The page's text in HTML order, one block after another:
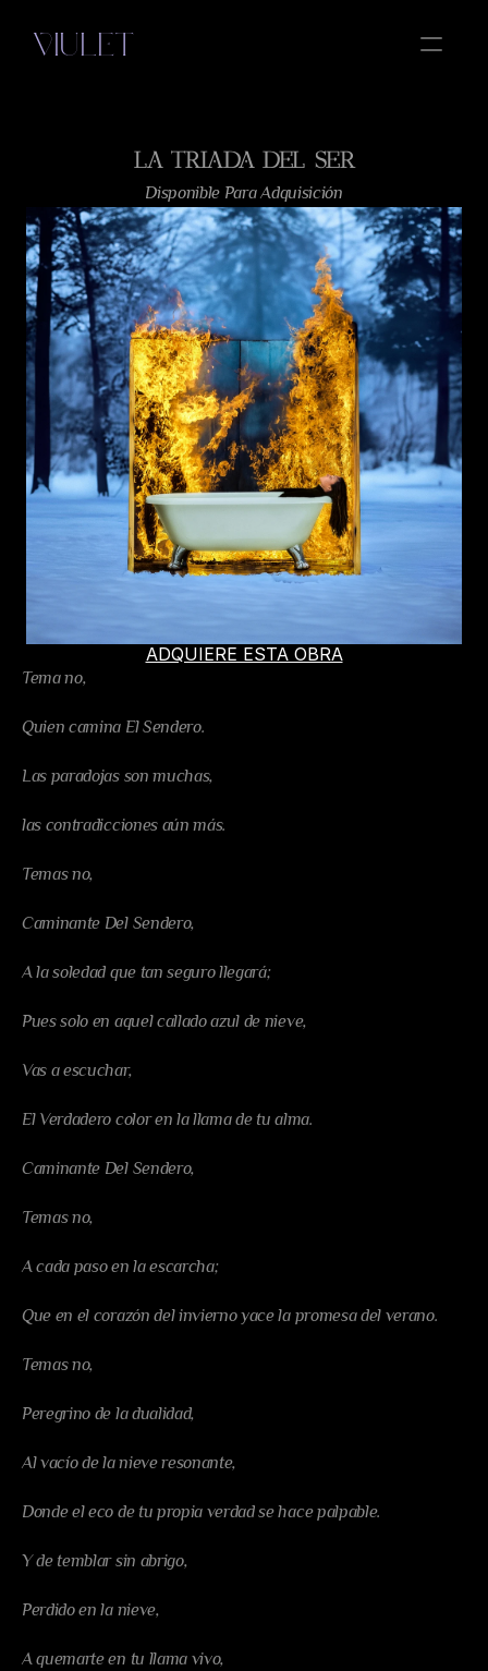
LA TRIADA DEL SER
Disponible Para Adquisición
ADQUIERE ESTA OBRA
Tema no,
Quien camina El Sendero.
Las paradojas son muchas,
las contradicciones aún más.
Temas no,
Caminante Del Sendero,
A la soledad que tan seguro llegará;
Pues solo en aquel callado azul de nieve,
Vas a escuchar,
El Verdadero color en la llama de tu alma.
Caminante Del Sendero,
Temas no,
A cada paso en la escarcha;
Que en el corazón del invierno yace la promesa del verano.
Temas no,
Peregrino de la dualidad,
Al vacío de la nieve resonante,
Donde el eco de tu propia verdad se hace palpable.
Y de temblar sin abrigo,
Perdido en la nieve,
A quemarte en tu llama vivo,
VIULET
ESENCIA
AMOR
MIRRORS
Spanish
CONTACTO